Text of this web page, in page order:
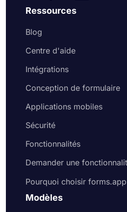
Ressources
Blog
Centre d'aide
Intégrations
Conception de formulaire
Applications mobiles
Sécurité
Fonctionnalités
Demander une
Pourquoi choisir
Modèles